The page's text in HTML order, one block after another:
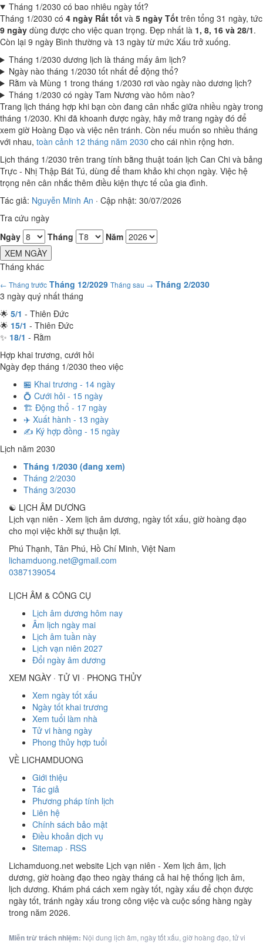
Tháng 1/2030 có bao nhiêu ngày tốt?
Tháng 1/2030 có 4 ngày Rất tốt và 5 ngày Tốt trên tổng 31 ngày, tức
9 ngày dùng được cho việc quan trọng. Đẹp nhất là 1, 8, 16 và 28/1.
Còn lại 9 ngày Bình thường và 13 ngày từ mức Xấu trở xuống.
Tháng 1/2030 dương lịch là tháng mấy âm lịch?
Ngày nào tháng 1/2030 tốt nhất để động thổ?
Rằm và Mùng 1 trong tháng 1/2030 rơi vào ngày nào dương lịch?
Tháng 1/2030 có ngày Tam Nương vào hôm nào?
Trang lịch tháng hợp khi bạn còn đang cân nhắc giữa nhiều ngày trong
tháng 1/2030. Khi đã khoanh được ngày, hãy mở trang ngày đó để
xem giờ Hoàng Đạo và việc nên tránh. Còn nếu muốn so nhiều tháng
với nhau, toàn cảnh 12 tháng năm 2030 cho cái nhìn rộng hơn.
Lịch tháng 1/2030 trên trang tính bằng thuật toán lịch Can Chi và bảng
Trực - Nhị Thập Bát Tú, dùng để tham khảo khi chọn ngày. Việc hệ
trọng nên cân nhắc thêm điều kiện thực tế của gia đình.
Tác giả: Nguyễn Minh An · Cập nhật: 30/07/2026
Tra cứu ngày
Ngày
Tháng
Năm
XEM NGÀY
Tháng khác
← Tháng trước Tháng 12/2029 Tháng sau → Tháng 2/2030
3 ngày quý nhất tháng
🌟 5/1 - Thiên Đức
🌟 15/1 - Thiên Đức
✨ 18/1 - Rằm
Hợp khai trương, cưới hỏi
Ngày đẹp tháng 1/2030 theo việc
🏪 Khai trương - 14 ngày
💍 Cưới hỏi - 15 ngày
🏗️ Động thổ - 17 ngày
✈️ Xuất hành - 13 ngày
✍️ Ký hợp đồng - 15 ngày
Lịch năm 2030
Tháng 1/2030 (đang xem)
Tháng 2/2030
Tháng 3/2030
☯ LỊCH ÂM DƯƠNG
Lịch vạn niên - Xem lịch âm dương, ngày tốt xấu, giờ hoàng đạo
cho mọi việc khởi sự thuận lợi.
Phú Thạnh, Tân Phú, Hồ Chí Minh, Việt Nam
lichamduong.net@gmail.com
0387139054
LỊCH ÂM & CÔNG CỤ
Lịch âm dương hôm nay
Âm lịch ngày mai
Lịch âm tuần này
Lịch vạn niên 2027
Đổi ngày âm dương
XEM NGÀY · TỬ VI · PHONG THỦY
Xem ngày tốt xấu
Ngày tốt khai trương
Xem tuổi làm nhà
Tử vi hàng ngày
Phong thủy hợp tuổi
VỀ LICHAMDUONG
Giới thiệu
Tác giả
Phương pháp tính lịch
Liên hệ
Chính sách bảo mật
Điều khoản dịch vụ
Sitemap · RSS
Lichamduong.net website Lịch vạn niên - Xem lịch âm, lịch
dương, giờ hoàng đạo theo ngày tháng cả hai hệ thống lịch âm,
lịch dương. Khám phá cách xem ngày tốt, ngày xấu để chọn được
ngày tốt, tránh ngày xấu trong công việc và cuộc sống hàng ngày
trong năm 2026.
Miễn trừ trách nhiệm: Nội dung lịch âm, ngày tốt xấu, giờ hoàng đạo, tử vi